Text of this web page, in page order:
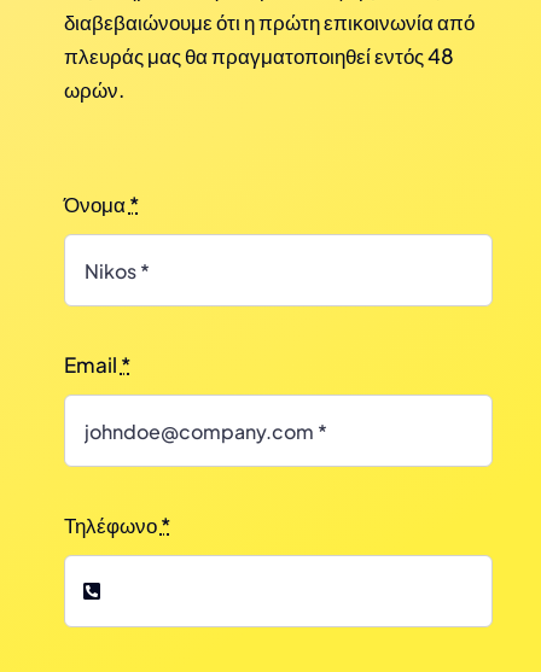
διαβεβαιώνουμε ότι η πρώτη επικοινωνία από
πλευράς μας θα πραγματοποιηθεί εντός 48
ωρών.
Όνομα*
Email *
Τηλέφωνο*